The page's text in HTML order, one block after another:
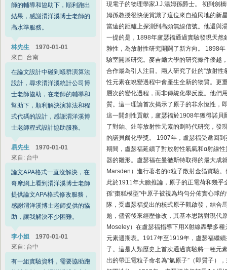
助，讓我解決不少困難。
李小姐
1970‑01‑01
來自: 台中
有一組實驗資料，需要協助跑
統計分析，在渭洋溪博士老師
的幫助下，順利解決問題，感
謝渭洋溪博士老師的協助。
李小姐
1970‑01‑01
來自: 鄭州
論文摘要翻譯碰到了點問題，
在渭洋溪統計公司博士老師的
協助下，完成了論文摘要翻
譯，感想渭洋溪統計公司博士
老師的協助。
陳小姐
1970‑01‑01
來自: 吉林
感謝渭洋溪博士老師學術論文
翻譯協助服務，解決我的困
難，順利幫我翻譯好論文。
李小姐
1970‑01‑01
現電子的物理學家J.J.湯姆孫爵士。 初到劍
姆孫教授很快便賞識了這位來自殖民地的新
當遠的距離上探測到高頻無線信號。他還與
一提的是，1898年盧瑟福通過實驗發現天
雜性，為放射性研究開闢了新方向。 1898
驗室開展研究。麥吉爾大學的研究條件優越
合作最為引人注目。兩人研究了釷的“放射
性元素在蛻變過程中會產生全新的物質。更
層次的變化過程，而非傳統化學反應。他們
質。這一理論首次揭示了原子的非永恆性，
這一開創性貢獻，盧瑟福於1908年獲得諾
了對鈾、釷等放射性元素的劃時代研究，發
的諾貝爾化學獎。 1907年，盧瑟福受邀回
期間，盧瑟福延續了對放射性氡氣和α射線
器的雛形。盧瑟福在曼徹斯特取得的最大成
Marsden）進行著名的α粒子散射金箔實驗
此於1911年大膽推論，原子的正電荷和幾
孫“棗糕模型”中原子被視為均勻分佈實心球
隊，受盧瑟福提出的核式原子觀啟發，結合
題，儘管後來經歷修改，其基本思路對現代
Moseley）在盧瑟福指導下用X射線轟擊多
元素週期表。1917年至1919年，盧瑟福繼
子。這是人類歷史上首次通過實驗將一種元
出的帶正電粒子命名為“氫原子”（即質子）